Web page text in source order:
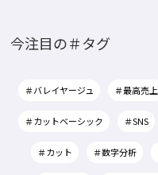
今注目の＃タグ
＃バレイヤージュ ＃最高売上
＃カットベーシック ＃SNS
＃カット ＃数字分析